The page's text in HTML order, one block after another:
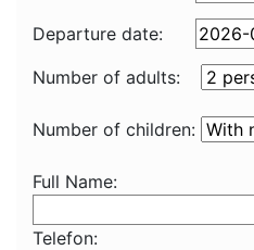
Departure date:
Number of adults:
Number of children:
Full Name:
Telefon: